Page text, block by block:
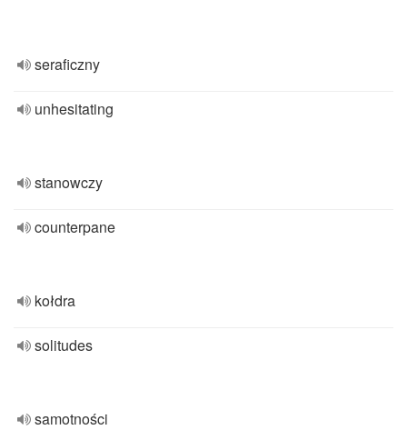
seraficzny
unhesitating
stanowczy
counterpane
kołdra
solitudes
samotności